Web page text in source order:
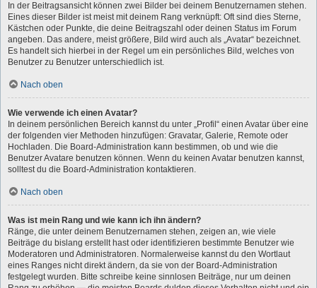
In der Beitragsansicht können zwei Bilder bei deinem Benutzernamen stehen.
Eines dieser Bilder ist meist mit deinem Rang verknüpft: Oft sind dies Sterne,
Kästchen oder Punkte, die deine Beitragszahl oder deinen Status im Forum
angeben. Das andere, meist größere, Bild wird auch als „Avatar“ bezeichnet.
Es handelt sich hierbei in der Regel um ein persönliches Bild, welches von
Benutzer zu Benutzer unterschiedlich ist.
Nach oben
Wie verwende ich einen Avatar?
In deinem persönlichen Bereich kannst du unter „Profil“ einen Avatar über eine
der folgenden vier Methoden hinzufügen: Gravatar, Galerie, Remote oder
Hochladen. Die Board-Administration kann bestimmen, ob und wie die
Benutzer Avatare benutzen können. Wenn du keinen Avatar benutzen kannst,
solltest du die Board-Administration kontaktieren.
Nach oben
Was ist mein Rang und wie kann ich ihn ändern?
Ränge, die unter deinem Benutzernamen stehen, zeigen an, wie viele
Beiträge du bislang erstellt hast oder identifizieren bestimmte Benutzer wie
Moderatoren und Administratoren. Normalerweise kannst du den Wortlaut
eines Ranges nicht direkt ändern, da sie von der Board-Administration
festgelegt wurden. Bitte schreibe keine sinnlosen Beiträge, nur um deinen